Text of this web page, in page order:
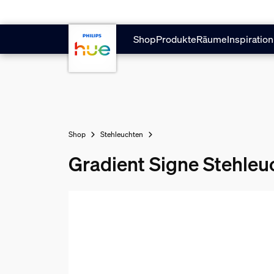
ShopProdukteRäumeInspiration
Shop Stehleuchten
Gradient Signe